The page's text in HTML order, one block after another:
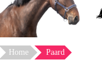
Home Paard